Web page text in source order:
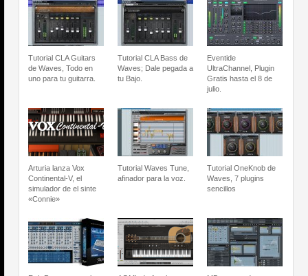
Tutorial CLA Guitars
de Waves, Todo en
uno para tu guitarra.
Tutorial CLA Bass de
Waves; Dale pegada a
tu Bajo.
Eventide
UltraChannel, Plugin
Gratis hasta el 8 de
julio.
Arturia lanza Vox
Continental-V, el
simulador de el sinte
«Connie»
Tutorial Waves Tune,
afinador para la voz.
Tutorial OneKnob de
Waves, 7 plugins
sencillos